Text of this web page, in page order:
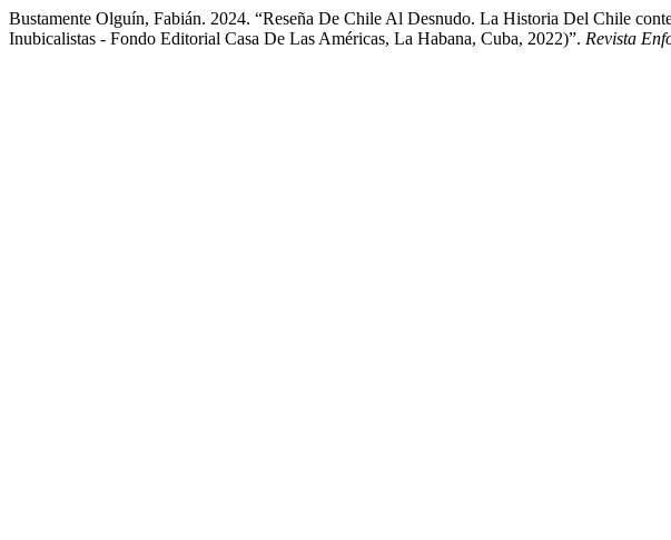
Bustamente Olguín, Fabián. 2024. “Reseña De Chile Al Desnudo. La Historia Del Chile
Inubicalistas - Fondo Editorial Casa De Las Américas, La Habana, Cuba, 2022)”. Revista